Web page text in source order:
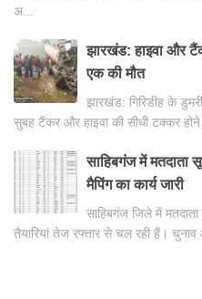
अ...
झारखंड: हाइवा और
एक की मौत
झारखंड: गिरिडीह के
सुबह टैंकर और हाइवा की सीधी टक्कर
साहिबगंज में मतदाता
मैपिंग का कार्य जारी
साहिबगंज जिले में
तैयारियां तेज रफ्तार से चल रही हैं।